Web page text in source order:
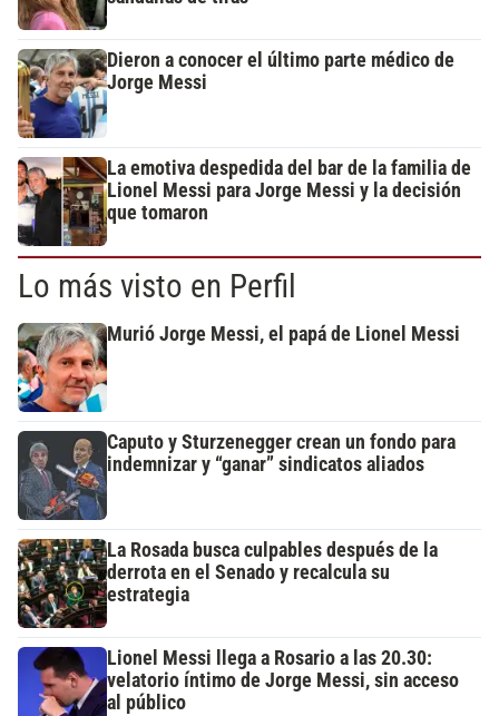
Dieron a conocer el último parte médico de
Jorge Messi
La emotiva despedida del bar de la familia de
Lionel Messi para Jorge Messi y la decisión
que tomaron
Lo más visto en Perfil
Murió Jorge Messi, el papá de Lionel Messi
Caputo y Sturzenegger crean un fondo para
indemnizar y “ganar” sindicatos aliados
La Rosada busca culpables después de la
derrota en el Senado y recalcula su
estrategia
Lionel Messi llega a Rosario a las 20.30:
velatorio íntimo de Jorge Messi, sin acceso
al público